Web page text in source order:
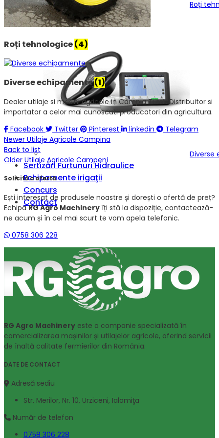
Roți
Diverse
Sertizări Furtunuri Hidraulice
Echipamente irigaţii
Concurs
Contact
Roți tehnologice(4)
Diverse echipamente(1)
Dealer utilaje si masini agricole in Campia Turzii. Distribuitor si
importator a celor mai cunoscuti producatori din agricultura.
Facebook
Twitter Pinterest linkedin
Telegram
Newer Utilaje Agricole Campina
Back to list
Older Utilaje Agricole Campeni
Solicită o ofertă
Ești interesat de produsele noastre și dorești o ofertă de preț?
EchipaRG Agro Machinery îți stă la dispoziție, contactează-
ne acum și în cel mai scurt te vom apela telefonic.
0758 306 228
RG Agro Machinery este o companie specializată în
comercializarea mașinilor și utilajelor agricole, oferind servicii
de înaltă calitate fermierilor din România.
DATE DE CONTACT
Adresă sediu
Str. Merilor, Nr. 10, Urziceni, Ialomiţa
Număr de telefon
0758 306 228